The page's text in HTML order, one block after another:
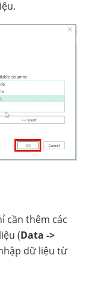
cần thêm các
(Data ->
dữ liệu từ